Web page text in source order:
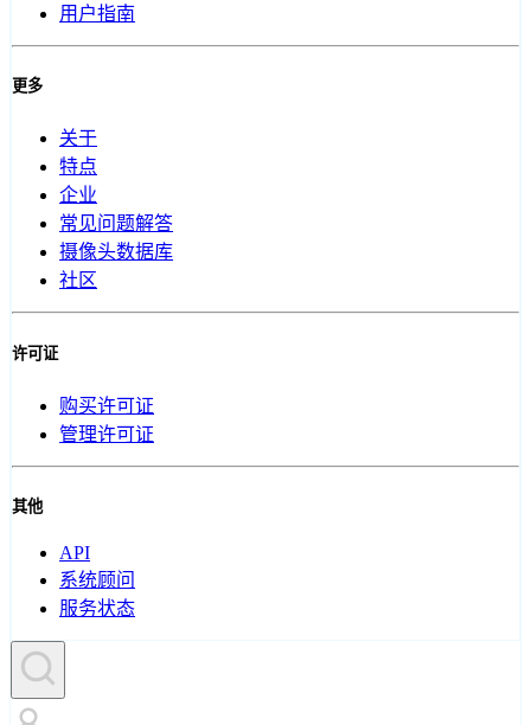
用户指南
更多
关于
特点
企业
常见问题解答
摄像头数据库
社区
许可证
购买许可证
管理许可证
其他
API
系统顾问
服务状态